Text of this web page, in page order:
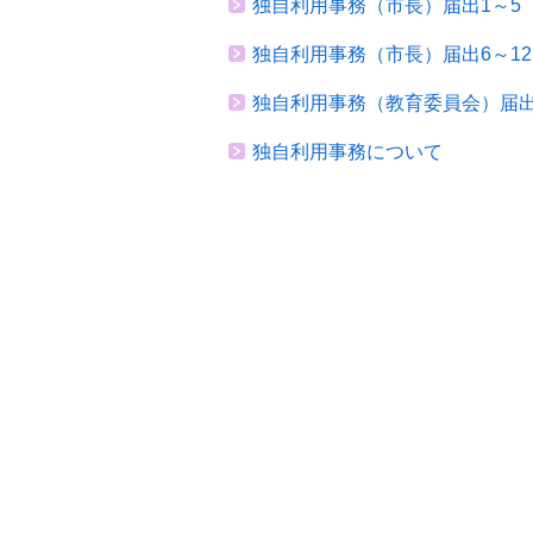
独自利用事務（市長）届出1～5
独自利用事務（市長）届出6～12
独自利用事務（教育委員会）届
独自利用事務について